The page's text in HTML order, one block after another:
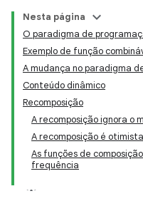
Nesta página
O paradigma de
Exemplo de função
A mudança no paradigma
Conteúdo dinâmico
Recomposição
A recomposição ignora o
A recomposição é otimista
As funções de
frequência